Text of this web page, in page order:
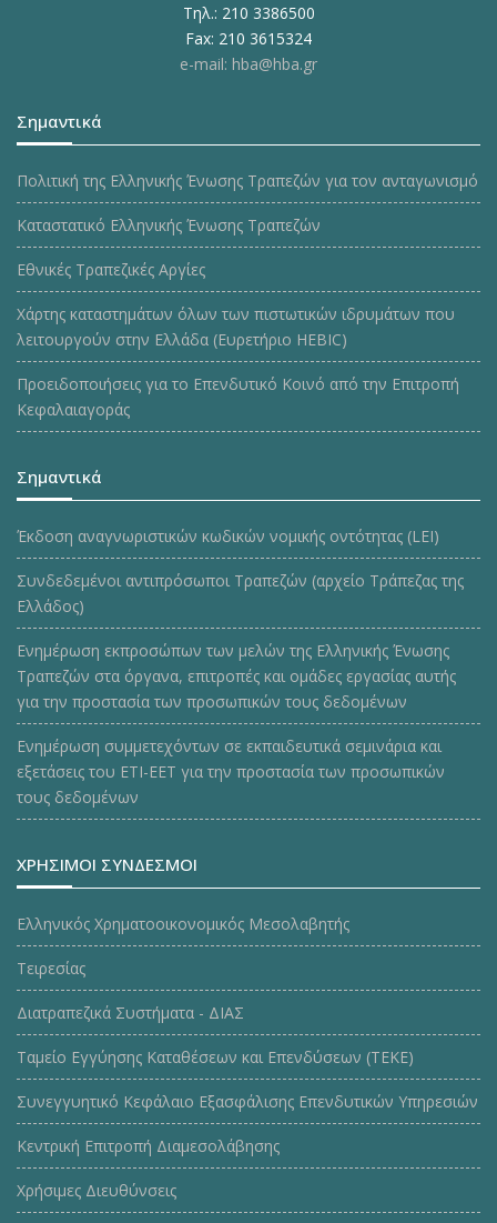
Τηλ.: 210 3386500
Fax: 210 3615324
e-mail: hba@hba.gr
Σημαντικά
Πολιτική της Ελληνικής Ένωσης Τραπεζών για τον ανταγωνισμό
Καταστατικό Ελληνικής Ένωσης Τραπεζών
Εθνικές Τραπεζικές Αργίες
Χάρτης καταστημάτων όλων των πιστωτικών ιδρυμάτων που
λειτουργούν στην Ελλάδα (Ευρετήριο HEBIC)
Προειδοποιήσεις για το Επενδυτικό Κοινό από την Επιτροπή
Κεφαλαιαγοράς
Σημαντικά
Έκδοση αναγνωριστικών κωδικών νομικής οντότητας (LEI)
Συνδεδεμένοι αντιπρόσωποι Τραπεζών (αρχείο Τράπεζας της
Ελλάδος)
Ενημέρωση εκπροσώπων των μελών της Ελληνικής Ένωσης
Τραπεζών στα όργανα, επιτροπές και ομάδες εργασίας αυτής
για την προστασία των προσωπικών τους δεδομένων
Ενημέρωση συμμετεχόντων σε εκπαιδευτικά σεμινάρια και
εξετάσεις του ΕΤΙ-ΕΕΤ για την προστασία των προσωπικών
τους δεδομένων
ΧΡΗΣΙΜΟΙ ΣΥΝΔΕΣΜΟΙ
Ελληνικός Χρηματοοικονομικός Μεσολαβητής
Τειρεσίας
Διατραπεζικά Συστήματα - ΔΙΑΣ
Ταμείο Εγγύησης Καταθέσεων και Επενδύσεων (ΤΕΚE)
Συνεγγυητικό Κεφάλαιο Εξασφάλισης Επενδυτικών Υπηρεσιών
Κεντρική Επιτροπή Διαμεσολάβησης
Χρήσιμες Διευθύνσεις